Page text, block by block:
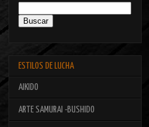
ESTILOS DE LUCHA
AIKIDO
ARTE SAMURAI -BUSHIDO